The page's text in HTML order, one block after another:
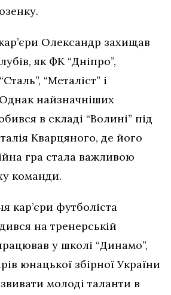
Олександр захищав
як ФК “Дніпро”,
“Металіст” і
найзначніших
в складі “Волині” під
Кварцяного, де його
гра стала важливою
команди.
кар’єри футболіста
на тренерській
у школі “Динамо”,
юнацької збірної України
молоді таланти в